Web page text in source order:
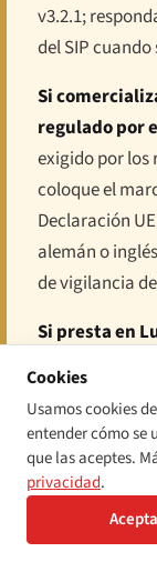
v3.2.1;
del SIP
Si
regulado por
exigido por los
coloque el
Declaración
alemán o
de vigilancia
Si presta en
accesibilidad,
oficial
servicio con
contacto para
documente la
Cookies
Usamos cookies
entender cómo se
que las aceptes.
privacidad.